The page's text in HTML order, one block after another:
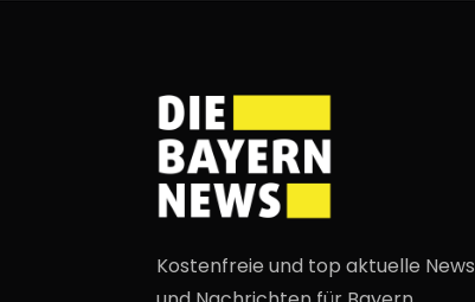
Kostenfreie und top aktuelle News